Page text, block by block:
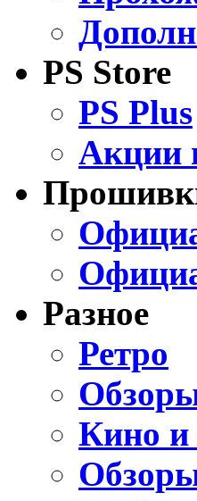
PS Store
PS Plus
Акции
Разное
Ретро
Кино и